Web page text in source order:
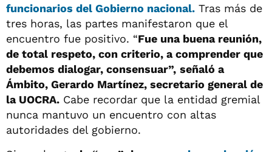
funcionarios del Gobierno nacional. Tras más de
tres horas, las partes manifestaron que el
encuentro fue positivo. “Fue una buena reunión,
de total respeto, con criterio, a comprender que
debemos dialogar, consensuar”, señaló a
Ámbito, Gerardo Martínez, secretario general de
la UOCRA. Cabe recordar que la entidad gremial
nunca mantuvo un encuentro con altas
autoridades del gobierno.